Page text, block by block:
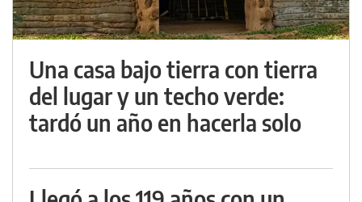
Una casa bajo tierra con tierra
del lugar y un techo verde:
tardó un año en hacerla solo